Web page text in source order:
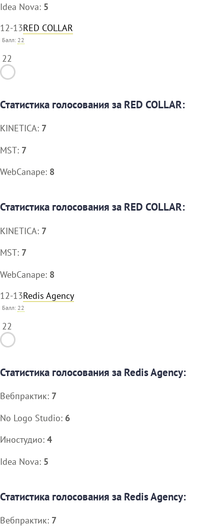
Idea Nova: 5
12-13RED COLLAR
Балл: 22
22
Статистика голосования за RED COLLAR:
KINETICA: 7
MST: 7
WebCanape: 8
Статистика голосования за RED COLLAR:
KINETICA: 7
MST: 7
WebCanape: 8
12-13Redis Agency
Балл: 22
22
Статистика голосования за Redis Agency:
Вебпрактик: 7
No Logo Studio: 6
Иностудио: 4
Idea Nova: 5
Статистика голосования за Redis Agency:
Вебпрактик: 7